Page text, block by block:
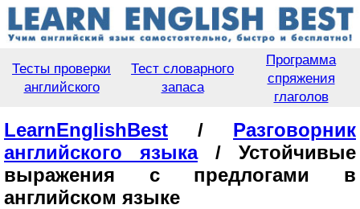
Тесты проверки
английского
Тест словарного
запаса
Программа
спряжения
глаголов
LearnEnglishBest / Разговорник
английского языка/ Устойчивые
выражения с предлогами в
английском языке